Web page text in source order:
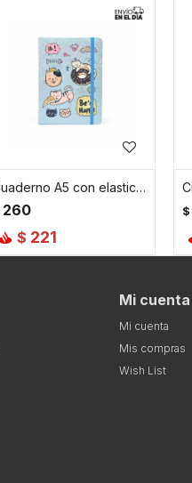
Cuaderno A5 con elastico gatito - Celeste
260
$ 221
$
Mi cuenta
Mi cuenta
Mis compras
Wish List